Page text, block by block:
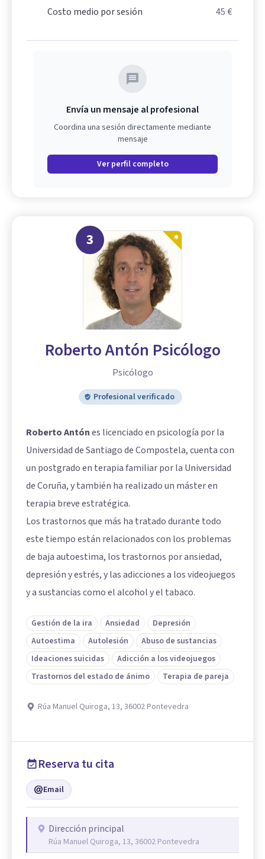
Costo medio por sesión
45 €
Envía un mensaje al profesional
Coordina una sesión directamente mediante
mensaje
Ver perfil completo
3
Roberto Antón Psicólogo
Psicólogo
Profesional verificado
Roberto Antónes licenciado en psicología por la
Universidad de Santiago de Compostela, cuenta con
un postgrado en terapia familiar por la Universidad
de Coruña, y también ha realizado un máster en
terapia breve estratégica.
Los trastornos que más ha tratado durante todo
este tiempo están relacionados con los problemas
de baja autoestima, los trastornos por ansiedad,
depresión y estrés, y las adicciones a los videojuegos
y a sustancias como el alcohol y el tabaco.
Gestión de la ira Ansiedad
Depresión
Autoestima
Autolesión
Abuso de sustancias
Ideaciones suicidas
Adicción a los videojuegos
Trastornos del estado de ánimo
Terapia de pareja
Rúa Manuel Quiroga, 13, 36002 Pontevedra
Reserva tu cita
Email
Dirección principal
Rúa Manuel Quiroga, 13, 36002 Pontevedra